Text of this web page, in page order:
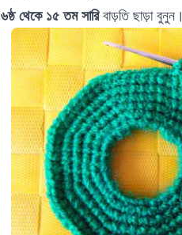
৬ষ্ঠ থেকে ১৫ তম সারিবাড়তি ছাড়া বুনুন।